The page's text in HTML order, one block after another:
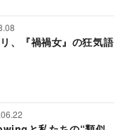
、『禍禍女』の狂気語